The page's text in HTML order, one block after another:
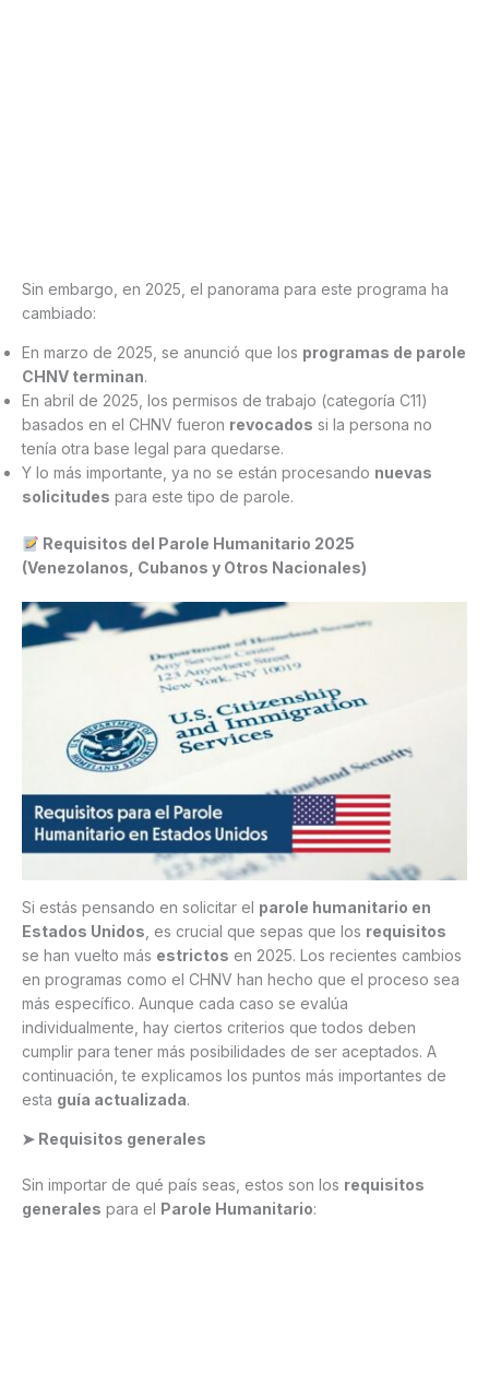
Sin embargo, en 2025, el panorama para este programa ha
cambiado:
En marzo de 2025, se anunció que los programas de parole
CHNV terminan.
En abril de 2025, los permisos de trabajo (categoría C11)
basados en el CHNV fueron revocados si la persona no
tenía otra base legal para quedarse.
Y lo más importante, ya no se están procesando nuevas
solicitudes para este tipo de parole.
Requisitos del Parole Humanitario 2025
(Venezolanos, Cubanos y Otros Nacionales)
Si estás pensando en solicitar el parole humanitario en
Estados Unidos , es crucial que sepas que los requisitos
se han vuelto más estrictos en 2025. Los recientes cambios
en programas como el CHNV han hecho que el proceso sea
más específico. Aunque cada caso se evalúa
individualmente, hay ciertos criterios que todos deben
cumplir para tener más posibilidades de ser aceptados. A
continuación, te explicamos los puntos más importantes de
esta guía actualizada.
➤ Requisitos generales
Sin importar de qué país seas, estos son los requisitos
generales para el Parole Humanitario: